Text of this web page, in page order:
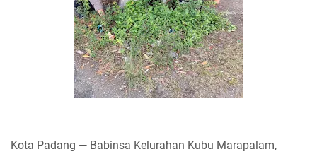
Kota Padang — Babinsa Kelurahan Kubu Marapalam,